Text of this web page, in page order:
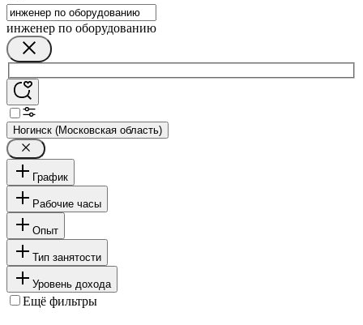
инженер по оборудованию
Ногинск (Московская область)
График
Рабочие часы
Опыт
Тип занятости
Уровень дохода
Ещё фильтры